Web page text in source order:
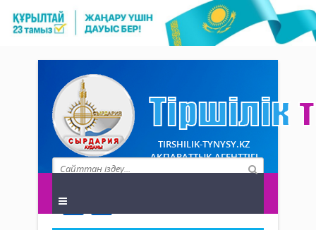
TIRSHILIK-TYNYSY.KZ
АҚПАРАТТЫҚ АГЕНТТІГІ